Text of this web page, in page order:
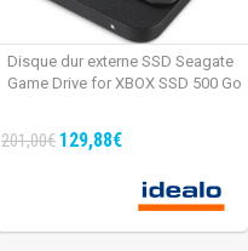
Disque dur externe SSD Seagate
Game Drive for XBOX SSD 500 Go
201,00€ 129,88€